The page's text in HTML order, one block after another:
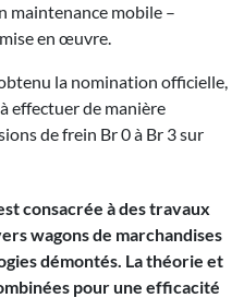
maintenance mobile –
en œuvre.
la nomination officielle,
effectuer de manière
de frein Br 0 à Br 3 sur
consacrée à des travaux
wagons de marchandises
démontés. La théorie et
pour une efficacité